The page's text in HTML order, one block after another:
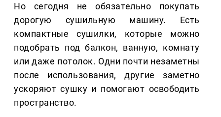
Но сегодня не обязательно покупать
дорогую сушильную машину. Есть
компактные сушилки, которые можно
подобрать под балкон, ванную, комнату
или даже потолок. Одни почти незаметны
после использования, другие заметно
ускоряют сушку и помогают освободить
пространство.